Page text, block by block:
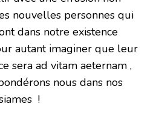
nouvelles personnes qui
dans notre existence
autant imaginer que leur
sera ad vitam aeternam ,
nous dans nos
!